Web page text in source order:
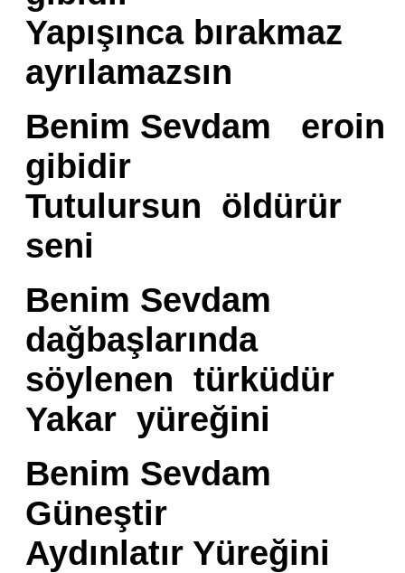
Yapışınca bırakmaz
ayrılamazsın
Benim Sevdam eroin
gibidir
Tutulursun öldürür
seni
Benim Sevdam
dağbaşlarında
söylenen türküdür
Yakar yüreğini
Benim Sevdam
Güneştir
Aydınlatır Yüreğini